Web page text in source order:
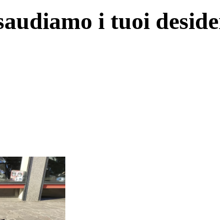
i tuoi